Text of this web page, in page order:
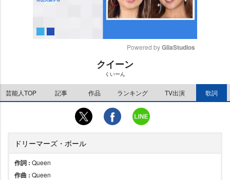
Powered by GliaStudios
クイーン
くいーん
芸能人TOP 記事 作品 ランキング TV出演 歌詞
ドリーマーズ・ボール
作詞 : Queen
作曲 : Queen